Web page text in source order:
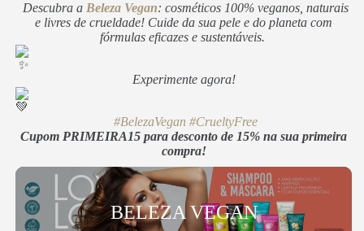
Descubra a Beleza Vegan: cosméticos 100% veganos, naturais
e livres de crueldade! Cuide da sua pele e do planeta com
fórmulas eficazes e sustentáveis.
Experimente agora!
#BelezaVegan #CrueltyFree
Cupom PRIMEIRA15 para desconto de 15% na sua primeira
compra!
BELEZA VEGAN